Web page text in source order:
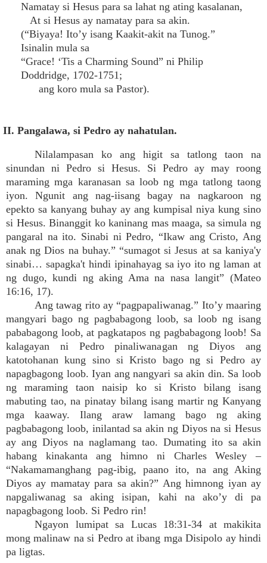
Namatay si Hesus para sa lahat ng ating kasalanan,
At si Hesus ay namatay para sa akin.
(“Biyaya! Ito’y isang Kaakit-akit na Tunog.”
Isinalin mula sa
“Grace! ‘Tis a Charming Sound” ni Philip
Doddridge, 1702-1751;
ang koro mula sa Pastor).
II. Pangalawa, si Pedro ay nahatulan.
Nilalampasan ko ang higit sa tatlong taon na
sinundan ni Pedro si Hesus. Si Pedro ay may roong
maraming mga karanasan sa loob ng mga tatlong taong
iyon. Ngunit ang nag-iisang bagay na nagkaroon ng
epekto sa kanyang buhay ay ang kumpisal niya kung sino
si Hesus. Binanggit ko kaninang mas maaga, sa simula ng
pangaral na ito. Sinabi ni Pedro, “Ikaw ang Cristo, Ang
anak ng Dios na buhay.” “sumagot si Jesus at sa kaniya'y
sinabi… sapagka't hindi ipinahayag sa iyo ito ng laman at
ng dugo, kundi ng aking Ama na nasa langit” (Mateo
16:16, 17).
Ang tawag rito ay “pagpapaliwanag.” Ito’y maaring
mangyari bago ng pagbabagong loob, sa loob ng isang
pababagong loob, at pagkatapos ng pagbabagong loob! Sa
kalagayan ni Pedro pinaliwanagan ng Diyos ang
katotohanan kung sino si Kristo bago ng si Pedro ay
napagbagong loob. Iyan ang nangyari sa akin din. Sa loob
ng maraming taon naisip ko si Kristo bilang isang
mabuting tao, na pinatay bilang isang martir ng Kanyang
mga kaaway. Ilang araw lamang bago ng aking
pagbabagong loob, inilantad sa akin ng Diyos na si Hesus
ay ang Diyos na naglamang tao. Dumating ito sa akin
habang kinakanta ang himno ni Charles Wesley –
“Nakamamanghang pag-ibig, paano ito, na ang Aking
Diyos ay mamatay para sa akin?” Ang himnong iyan ay
napgaliwanag sa aking isipan, kahi na ako’y di pa
napagbagong loob. Si Pedro rin!
Ngayon lumipat sa Lucas 18:31-34 at makikita
mong malinaw na si Pedro at ibang mga Disipolo ay hindi
pa ligtas.